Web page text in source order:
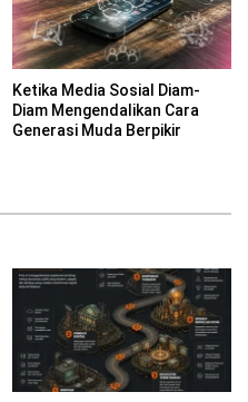
Ketika Media Sosial Diam-
Diam Mengendalikan Cara
Generasi Muda Berpikir